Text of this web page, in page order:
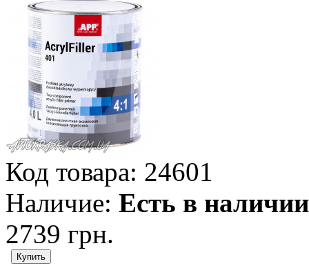
Код товара: 24601
Наличие: Есть в наличии
2739 грн.